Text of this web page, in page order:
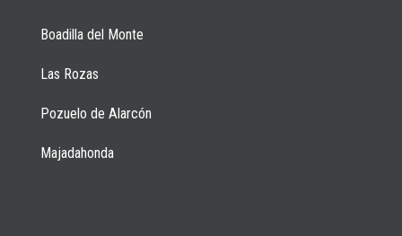
Boadilla del Monte
Las Rozas
Pozuelo de Alarcón
Majadahonda